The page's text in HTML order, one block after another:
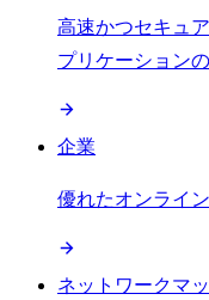
高速かつセキュ
プリケーション
企業
優れたオンライ
ネットワークマ